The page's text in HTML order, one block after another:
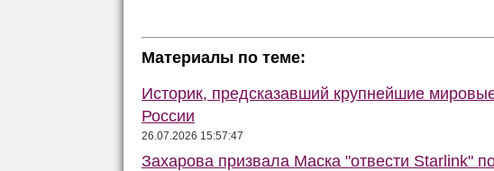
Материалы по теме:
Историк, предсказавший крупнейшие
России
26.07.2026 15:57:47
Захарова призвала Маска "отвести Starlink"